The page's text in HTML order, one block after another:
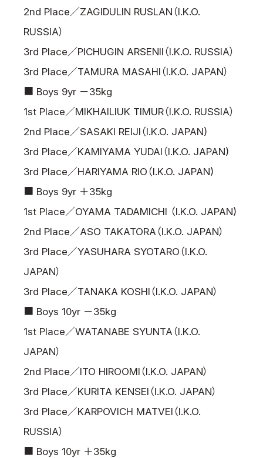
2nd Place／ZAGIDULIN RUSLAN（I.K.O.
RUSSIA）
3rd Place／PICHUGIN ARSENII（I.K.O. RUSSIA）
3rd Place／TAMURA MASAHI（I.K.O. JAPAN）
■ Boys 9yr －35kg
1st Place／MIKHAILIUK TIMUR（I.K.O. RUSSIA）
2nd Place／SASAKI REIJI（I.K.O. JAPAN)
3rd Place／KAMIYAMA YUDAI（I.K.O. JAPAN)
3rd Place／HARIYAMA RIO（I.K.O. JAPAN)
■ Boys 9yr ＋35kg
1st Place／OYAMA TADAMICHI （I.K.O. JAPAN)
2nd Place／ASO TAKATORA（I.K.O. JAPAN）
3rd Place／YASUHARA SYOTARO（I.K.O.
JAPAN）
3rd Place／TANAKA KOSHI（I.K.O. JAPAN）
■ Boys 10yr －35kg
1st Place／WATANABE SYUNTA（I.K.O.
JAPAN）
2nd Place／ITO HIROOMI（I.K.O. JAPAN）
3rd Place／KURITA KENSEI（I.K.O. JAPAN）
3rd Place／KARPOVICH MATVEI（I.K.O.
RUSSIA）
■ Boys 10yr ＋35kg